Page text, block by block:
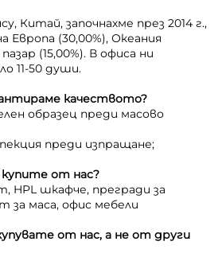
Китай, започнахме през 2014 г.,
Европа (30,00%), Океания
(15,00%). В офиса ни
11-50 души.
качеството?
образец преди масово
преди изпращане;
от нас?
HPL шкафче, прегради за
за маса, офис мебели
от нас, а не от други